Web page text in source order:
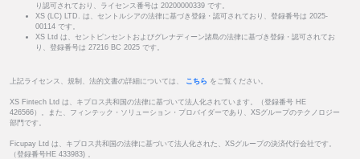
り認可されており、ライセンス番号は 20200000339 です。
XS (LC) LTD. は、セントルシアの法律に基づき登録・認可されており、登録番号は 2025-
00114 です。
XS Ltd は、セントビンセントおよびグレナディーン諸島の法律に基づき登録・認可されてお
り、登録番号は 27216 BC 2025 です。
上記ライセンス、規制、法的文書の詳細については、 こちら をご覧ください。
XS Fintech Ltd は、キプロス共和国の法律に基づいて法人化されています。（登録番号 HE
426566）。また、フィンテック・ソリューション・プロバイダーであり、XSグループのテクノロジー
部門です。
Ficupay Ltd は、キプロス共和国の法律に基づいて法人化された、XSグループの決済代行会社です。
（登録番号HE 433983) 。